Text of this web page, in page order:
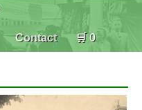
Contact 🛒 0